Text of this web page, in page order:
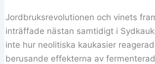
Jordbruksrevolutionen och vinets
inträffade nästan samtidigt i
inte hur neolitiska kaukasier
berusande effekterna av